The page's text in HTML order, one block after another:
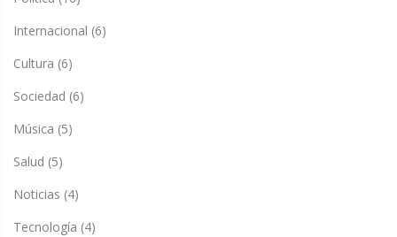
Internacional (6)
Cultura (6)
Sociedad (6)
Música (5)
Salud (5)
Noticias (4)
Tecnología (4)